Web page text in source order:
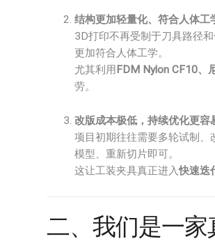
结构更加轻量化、符合人体工
3D打印不再受制于刀具路径
更加符合人体工学。
尤其利用 FDM Nylon CF10、
劳。
改版成本极低，持续优化更容
项目初期往往需要多轮试制
模型、重新切片即可。
这让工装夹具真正进入快速迭
二、我们是一